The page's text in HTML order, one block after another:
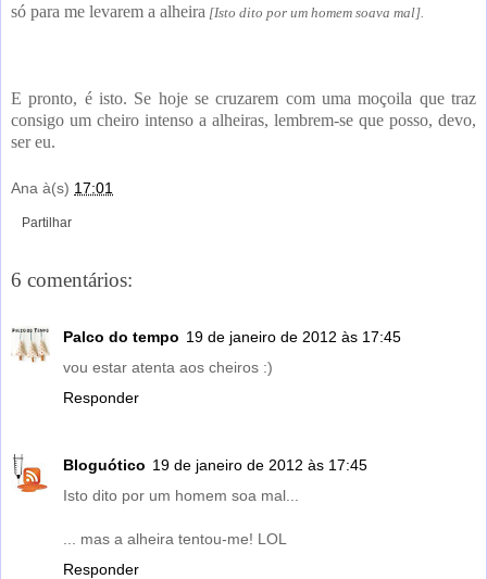
só para me levarem a alheira [Isto dito por um homem soava mal].
E pronto, é isto. Se hoje se cruzarem com uma moçoila que traz
consigo um cheiro intenso a alheiras, lembrem-se que posso, devo,
ser eu.
Ana à(s) 17:01
Partilhar
6 comentários:
Palco do tempo 19 de janeiro de 2012 às 17:45
vou estar atenta aos cheiros :)
Responder
Bloguótico 19 de janeiro de 2012 às 17:45
Isto dito por um homem soa mal...
... mas a alheira tentou-me! LOL
Responder